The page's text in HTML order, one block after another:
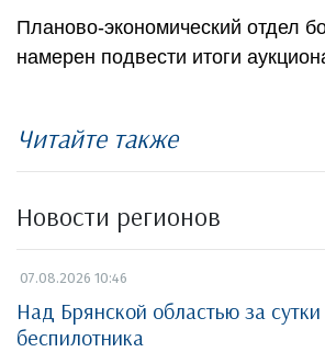
Планово-экономический отдел
намерен подвести итоги
Читайте также
Новости регионов
07.08.2026 10:46
Над Брянской областью за
беспилотника